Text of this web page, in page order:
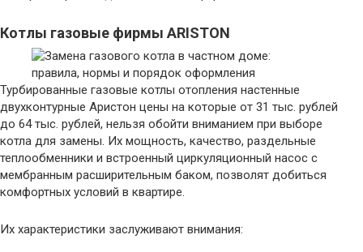
Котлы газовые фирмы ARISTON
Турбированные газовые котлы отопления настенные
двухконтурные Аристон цены на которые от 31 тыс. рублей
до 64 тыс. рублей, нельзя обойти вниманием при выборе
котла для замены. Их мощность, качество, раздельные
теплообменники и встроенный циркуляционный насос с
мембранным расширительным баком, позволят добиться
комфортных условий в квартире.
Их характеристики заслуживают внимания: